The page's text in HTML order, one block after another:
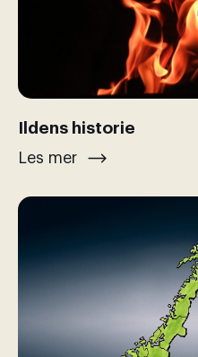
Ildens historie
Les mer